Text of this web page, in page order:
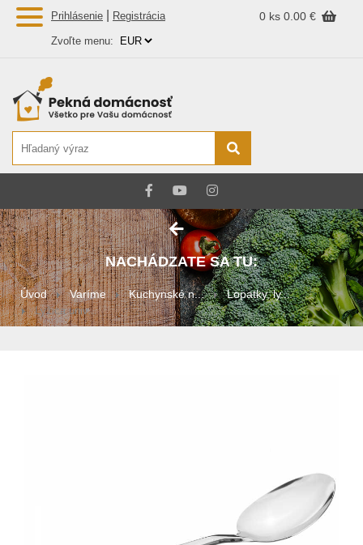
Prihlásenie Registrácia 0 ks 0.00 €
Zvoľte menu:
NACHÁDZATE SA TU:
Úvod Varíme Kuchynské n... Lopatky, ly...
Lyžica univ...